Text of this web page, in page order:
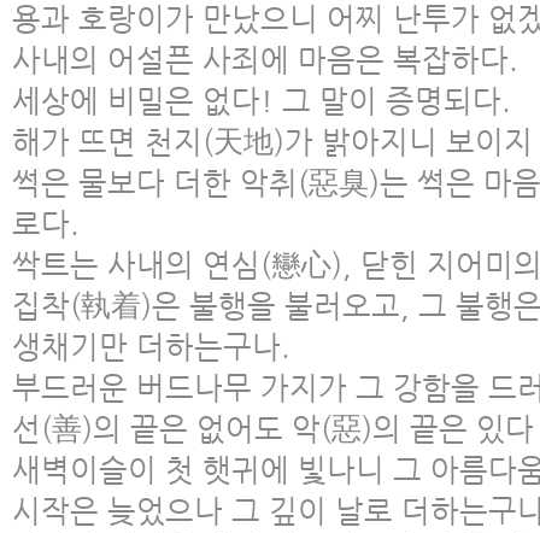
용과 호랑이가 만났으니 어찌 난투가 없
사내의 어설픈 사죄에 마음은 복잡하다.
세상에 비밀은 없다! 그 말이 증명되다.
해가 뜨면 천지(天地)가 밝아지니 보이
썩은 물보다 더한 악취(惡臭)는 썩은 마
로다.
싹트는 사내의 연심(戀心), 닫힌 지어미
집착(執着)은 불행을 불러오고, 그 불행
생채기만 더하는구나.
부드러운 버드나무 가지가 그 강함을 드
선(善)의 끝은 없어도 악(惡)의 끝은 있
새벽이슬이 첫 햇귀에 빛나니 그 아름다
시작은 늦었으나 그 깊이 날로 더하는구